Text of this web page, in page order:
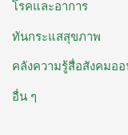
โรคและอาการ
ทันกระแสสุขภาพ
คลังความรู้สื่อสังคมอ
อื่น ๆ